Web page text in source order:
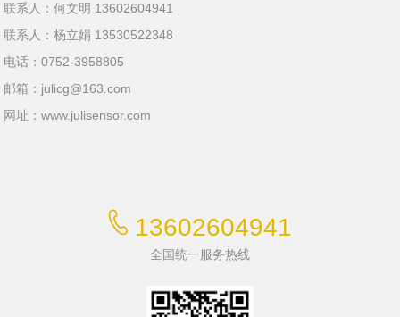
联系人：何文明 13602604941
联系人：杨立娟 13530522348
电话：0752-3958805
邮箱： julicg@163.com
网址：www.julisensor.com
13602604941
全国统一服务热线